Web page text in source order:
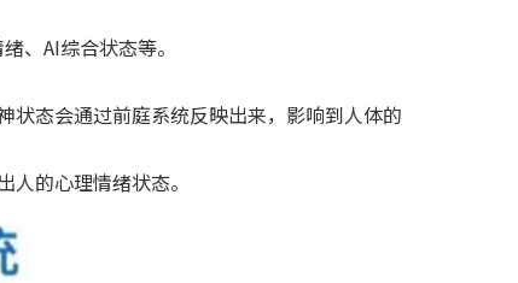
、AI综合状态等。
态会通过前庭系统反映出来，影响到人体的
的心理情绪状态。